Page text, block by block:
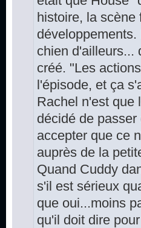
histoire, la
chien d'ailleurs...
créé. "Les
l'épisode, et ça
Rachel n'est que
décidé de
accepter que ce
auprès de la
Quand Cuddy
s'il est sérieux
que oui...moins
qu'il doit dire